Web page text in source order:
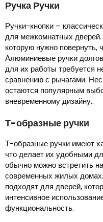
Ручка Ручки
Ручки-кнопки –
для межкомнатных дверей.
которую нужно повернуть,
Алюминиевые ручки
для их работы требуется
сравнению с рычагами.
остаются популярным
вневременному дизайну..
Т-образные ручки
Т-образные ручки имеют
что делает их удобными
обычно можно встретить
современных жилых
подходят для дверей,
интенсивное
функциональность.